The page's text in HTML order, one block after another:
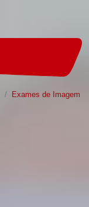
Exames de Imagem